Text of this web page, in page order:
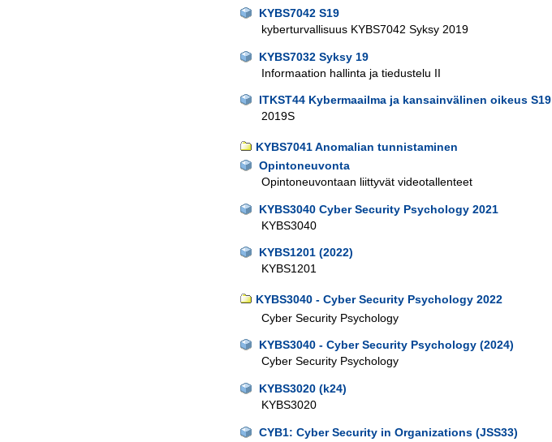
KYBS7042 S19
kyberturvallisuus KYBS7042 Syksy 2019
KYBS7032 Syksy 19
Informaation hallinta ja tiedustelu II
ITKST44 Kybermaailma ja kansainvälinen oikeus S19
2019S
KYBS7041 Anomalian tunnistaminen
Opintoneuvonta
Opintoneuvontaan liittyvät videotallenteet
KYBS3040 Cyber Security Psychology 2021
KYBS3040
KYBS1201 (2022)
KYBS1201
KYBS3040 - Cyber Security Psychology 2022
Cyber Security Psychology
KYBS3040 - Cyber Security Psychology (2024)
Cyber Security Psychology
KYBS3020 (k24)
KYBS3020
CYB1: Cyber Security in Organizations (JSS33)